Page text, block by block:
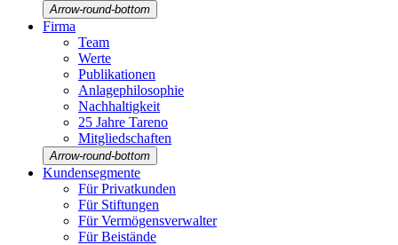
Arrow-round-bottom
Firma
Team
Werte
Publi­ka­tionen
Anlage­phi­lo­so­phie
Nachhal­tig­keit
25 Jahre Tareno
Mitglied­schaften
Arrow-round-bottom
Kunden­seg­mente
Für Privat­kunden
Für Stiftungen
Für Vermö­gens­ver­walter
Für Beistände